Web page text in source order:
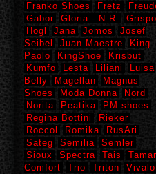
Franko Shoes
Fretz
Gabor
Gloria - N.R.
Hogl
Jana Jomos
Josef
Seibel
Juan Maestre
King
Paolo
KingShoe
Krisbut
Kumfo
Lesta Liliani
Luisa
Belly
Magellan
Magnus
Shoes
Moda Donna
Nord
Norita
Peatika
PM-shoes
Regina Bottini
Rieker
Roccol
Romika
RusAri
Sateg
Semilia
Semler
Sioux
Spectra Tais
Comfort
Trio Triton
Vivalo